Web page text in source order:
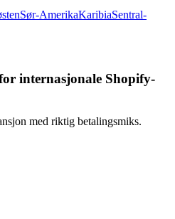
Sør-AmerikaKaribiaSentral-
internasjonale Shopify-
med riktig betalingsmiks.